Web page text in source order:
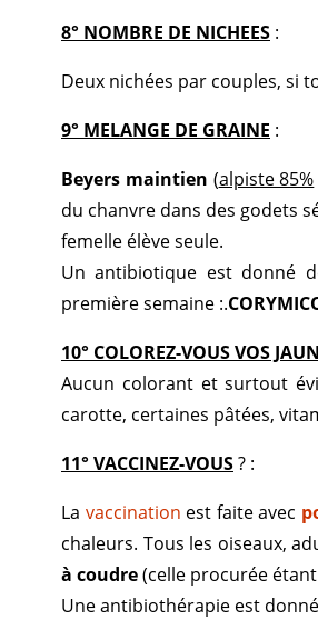
8° NOMBRE DE NICHEES :
Deux nichées par couples, si
9° MELANGE DE GRAINE :
Beyers maintien (alpiste 85%
du chanvre dans des godets
femelle élève seule.
Un antibiotique est donné
première semaine :.
10° COLOREZ-VOUS VOS
Aucun colorant et surtout
carotte, certaines pâtées,
11° VACCINEZ-VOUS? :
La vaccination est faite avec
chaleurs. Tous les oiseaux,
à coudre(celle procurée
Une antibiothérapie est